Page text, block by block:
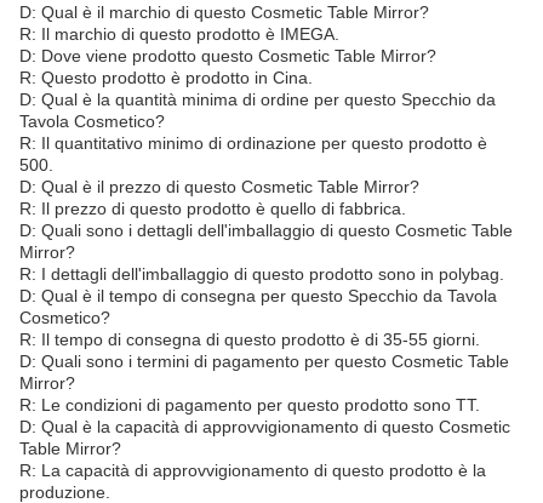
D: Qual è il marchio di questo Cosmetic Table Mirror?
R: Il marchio di questo prodotto è IMEGA.
D: Dove viene prodotto questo Cosmetic Table Mirror?
R: Questo prodotto è prodotto in Cina.
D: Qual è la quantità minima di ordine per questo Specchio da
Tavola Cosmetico?
R: Il quantitativo minimo di ordinazione per questo prodotto è
500.
D: Qual è il prezzo di questo Cosmetic Table Mirror?
R: Il prezzo di questo prodotto è quello di fabbrica.
D: Quali sono i dettagli dell'imballaggio di questo Cosmetic Table
Mirror?
R: I dettagli dell'imballaggio di questo prodotto sono in polybag.
D: Qual è il tempo di consegna per questo Specchio da Tavola
Cosmetico?
R: Il tempo di consegna di questo prodotto è di 35-55 giorni.
D: Quali sono i termini di pagamento per questo Cosmetic Table
Mirror?
R: Le condizioni di pagamento per questo prodotto sono TT.
D: Qual è la capacità di approvvigionamento di questo Cosmetic
Table Mirror?
R: La capacità di approvvigionamento di questo prodotto è la
produzione.